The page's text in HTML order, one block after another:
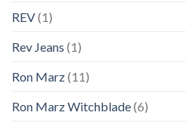
REV(1)
Rev Jeans (1)
Ron Marz(11)
Ron Marz Witchblade(6)